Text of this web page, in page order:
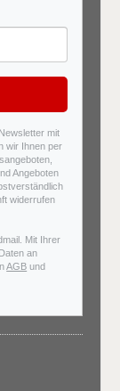
mit
wir Ihnen per
Angeboten
widerrufen
Mit Ihrer
an
AGB und